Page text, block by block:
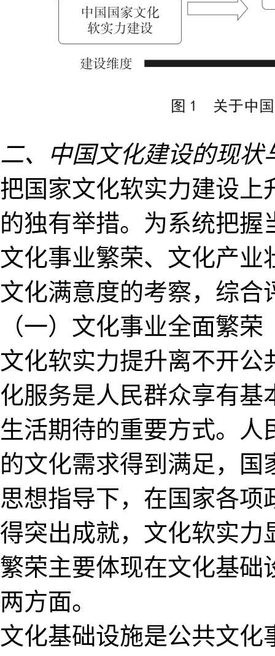
二、中国文化建设的现状
把国家文化软实力建设上
的独有举措。为系统把
文化事业繁荣、文化产
文化满意度的考察，综
（一）文化事业全面繁荣
文化软实力提升离不开
化服务是人民群众享有
生活期待的重要方式。
的文化需求得到满足，
思想指导下，在国家各
得突出成就，文化软实力
繁荣主要体现在文化基础
两方面。
文化基础设施是公共文